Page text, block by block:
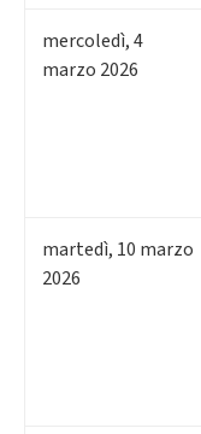
mercoledì,4
marzo 2026
martedì, 10 marzo
2026